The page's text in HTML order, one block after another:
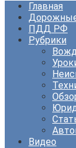
Главная
ПДД РФ
Рубрики
Видео